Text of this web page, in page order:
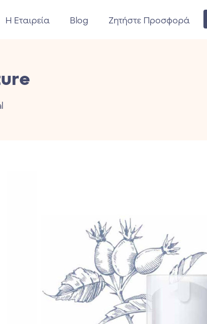
H Eταιρεία Blog Zητήστε Προσφορά